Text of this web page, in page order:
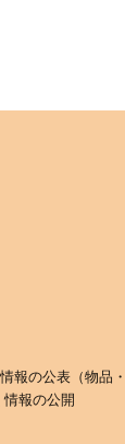
報の公表（物品
報の公開